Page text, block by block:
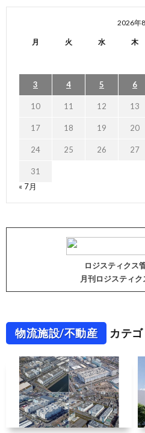
2026年
月 火 水 木
3 4 5 6
10 11 12 13
17 18 19 20
24 25 26 27
31
« 7月
ロジスティクス
月刊ロジスティ
物流施設/不動産 カテ